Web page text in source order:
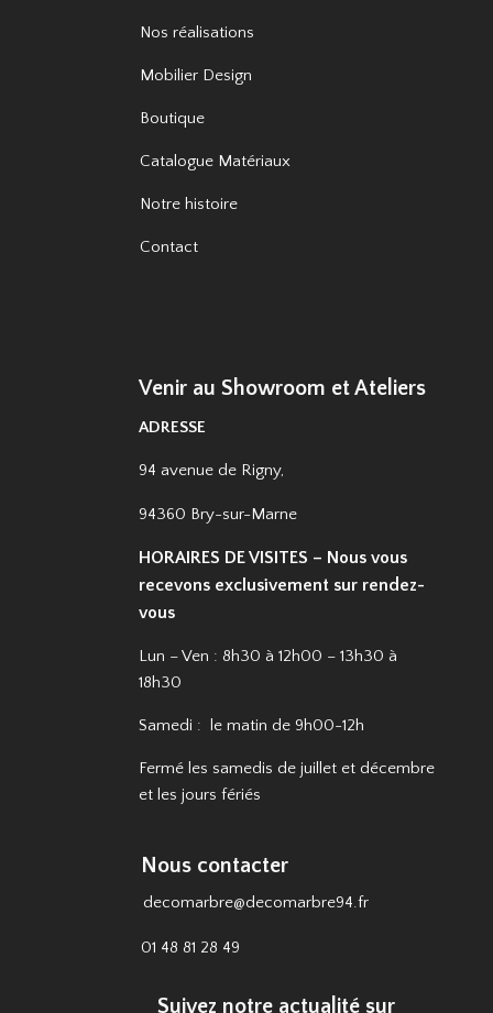
Nos réalisations
Mobilier Design
Boutique
Catalogue Matériaux
Notre histoire
Contact
Venir au Showroom et Ateliers
ADRESSE
94 avenue de Rigny,
94360 Bry-sur-Marne
HORAIRES DE VISITES – Nous vous
recevons exclusivement sur rendez-
vous
Lun – Ven : 8h30 à 12h00 – 13h30 à
18h30
Samedi : le matin de 9h00-12h
Fermé les samedis de juillet et décembre
et les jours fériés
Nous contacter
decomarbre@decomarbre94.fr
01 48 81 28 49
Suivez notre actualité sur